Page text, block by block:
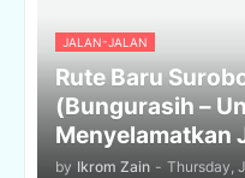
JALAN-JALAN
Rute Baru
(Bungurasih –
Menyelamatkan
by Ikrom Zain - Thursday,